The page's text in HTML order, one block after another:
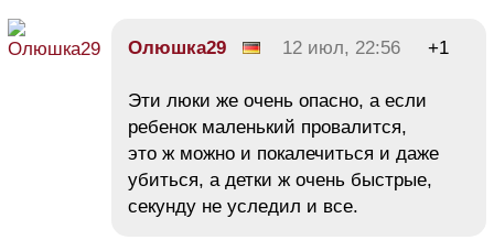
Олюшка29 12 июл, 22:56 +1
Эти люки же очень опасно, а если
ребенок маленький провалится,
это ж можно и покалечиться и даже
убиться, а детки ж очень быстрые,
секунду не уследил и все.